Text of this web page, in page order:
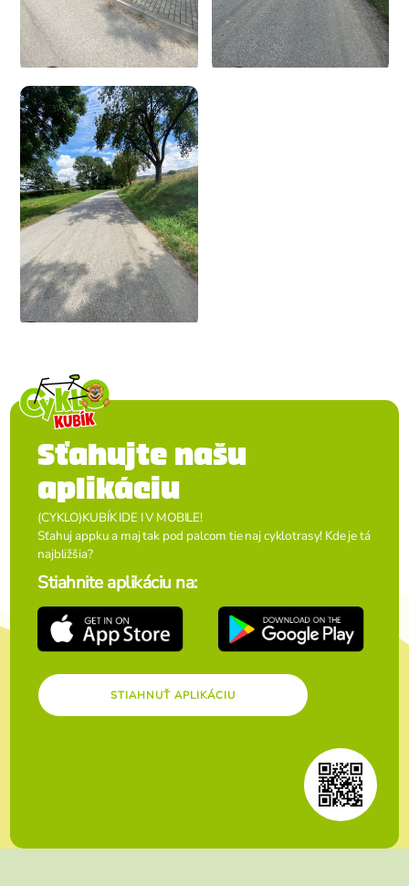
Sťahujte našu
aplikáciu
(CYKLO)KUBÍK IDE I V MOBILE!
Sťahuj appku a maj tak pod palcom tie naj cyklotrasy! Kde je tá
najbližšia?
Stiahnite aplikáciu na:
STIAHNUŤ APLIKÁCIU